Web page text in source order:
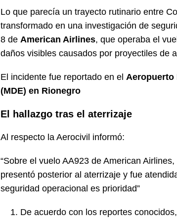
Lo que parecía un trayecto rutinario entre
transformado en una investigación de
8 de American Airlines, que operaba el
daños visibles causados por proyectiles de
El incidente fue reportado en el Aeropuerto
(MDE) en Rionegro
El hallazgo tras el aterrizaje
Al respecto la Aerocivil informó:
“Sobre el vuelo AA923 de American
presentó posterior al aterrizaje y fue
seguridad operacional es prioridad”
De acuerdo con los reportes